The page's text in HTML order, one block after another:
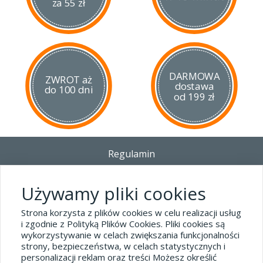
ZWROT aż
do 100 dni
DARMOWA
dostawa
od 199 zł
Regulamin
Polityka prywatności i pliki cookies
Blog
Dane kontaktowe
tel.32 445-74-07
Używamy pliki cookies
Strona korzysta z plików cookies w celu realizacji usług
i zgodnie z Polityką Plików Cookies. Pliki cookies są
wykorzystywanie w celach zwiększania funkcjonalności
strony, bezpieczeństwa, w celach statystycznych i
personalizacji reklam oraz treści Możesz określić